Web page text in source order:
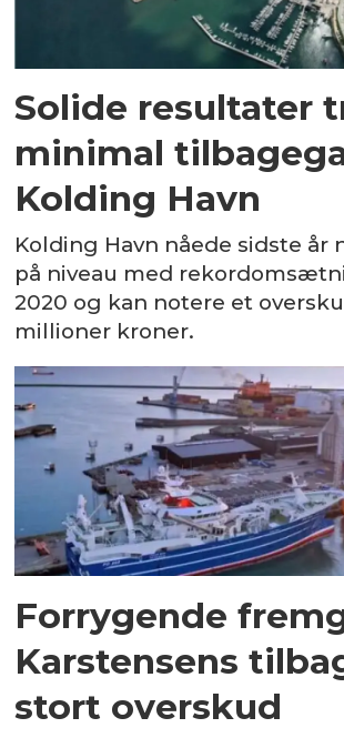
Solide resultater
minimal
Kolding Havn
Kolding Havn nåede sidste år
på niveau med
2020 og kan notere et
millioner kroner.
Forrygende
Karstensens
stort overskud